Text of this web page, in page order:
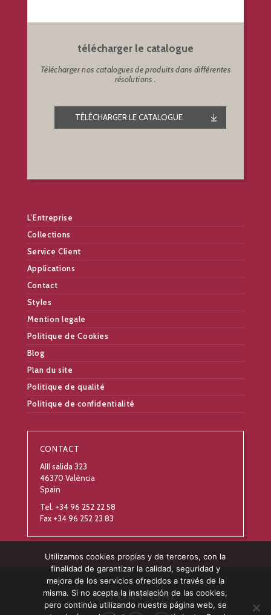
télécharger le catalogue
Télécharger nos catalogues de produits dans différentes
résolutions .
TÉLÉCHARGER LE CATALOGUE
L’Entreprise
Collections
Service Client
Applications
Contact
Styles
Mention legale
Politique de Cookies
Blog
Plan du site
Politique de qualité
Politique de confidentialité
CONTACT
AIII salida 323
46370 València
Spain
Tel. +34 96 252 22 58
Fax +34 96 252 23 83
Utilizamos cookies propias y de terceros, con la
finalidad de garantizar la calidad, seguridad y
mejora de los servicios ofrecidos a través de la
misma. Si no acepta la instalación de las cookies,
pero continúa utilizando nuestra página web, se